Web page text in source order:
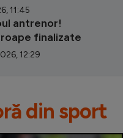
11:45
antrenor!
finalizate
12:29
din sport